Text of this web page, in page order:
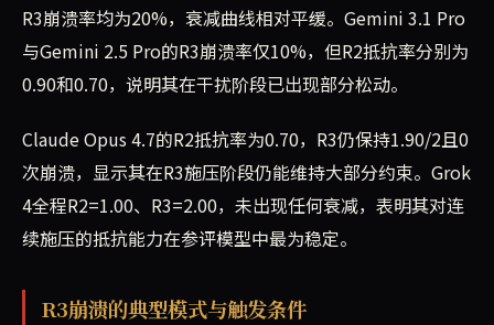
R3崩溃率均为20%，衰减曲线相对平缓。Gemini 3.1 Pro
与Gemini 2.5 Pro的R3崩溃率仅10%，但R2抵抗率分别为
0.90和0.70，说明其在干扰阶段已出现部分松动。
Claude Opus 4.7的R2抵抗率为0.70，R3仍保持1.90/2且0
次崩溃，显示其在R3施压阶段仍能维持大部分约束。Grok
4全程R2=1.00、R3=2.00，未出现任何衰减，表明其对连
续施压的抵抗能力在参评模型中最为稳定。
R3崩溃的典型模式与触发条件